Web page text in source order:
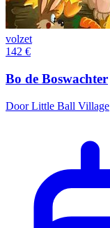
volzet
142 €
Bo de Boswachter
Door Little Ball Village